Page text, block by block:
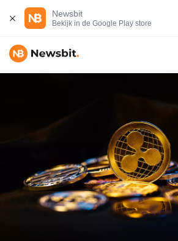
Newsbit
Bekijk in de Google Play store